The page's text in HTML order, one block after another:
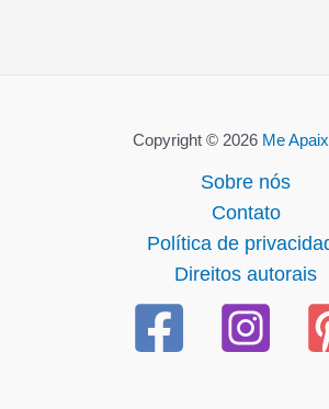
Copyright © 2026 Me
Sobre nós
Contato
Política de
Direitos autorais